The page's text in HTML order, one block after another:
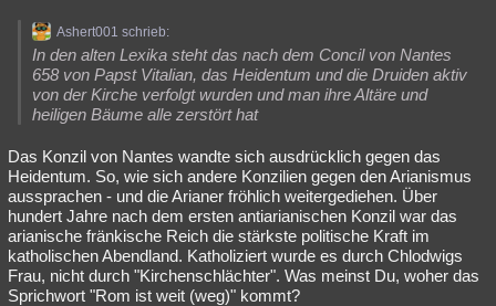
Ashert001 schrieb:
In den alten Lexika steht das nach dem Concil von Nantes
658 von Papst Vitalian, das Heidentum und die Druiden aktiv
von der Kirche verfolgt wurden und man ihre Altäre und
heiligen Bäume alle zerstört hat
Das Konzil von Nantes wandte sich ausdrücklich gegen das
Heidentum. So, wie sich andere Konzilien gegen den Arianismus
aussprachen - und die Arianer fröhlich weitergediehen. Über
hundert Jahre nach dem ersten antiarianischen Konzil war das
arianische fränkische Reich die stärkste politische Kraft im
katholischen Abendland. Katholiziert wurde es durch Chlodwigs
Frau, nicht durch "Kirchenschlächter". Was meinst Du, woher das
Sprichwort "Rom ist weit (weg)" kommt?